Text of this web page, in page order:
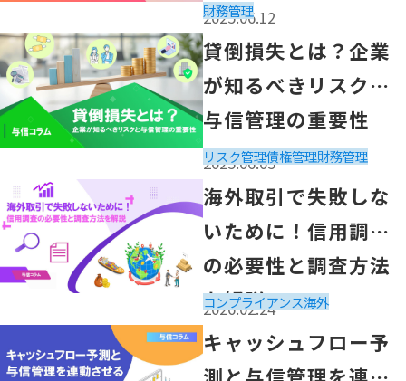
2025.06.12
財務管理
「貸倒損失とは？企業が知るべきリスクと与信管理の重
2025.06.05
貸倒損失とは？企業
が知るべきリスクと
与信管理の重要性
リスク管理債権管理財務管理
「海外取引で失敗しないために！信用調査の必要性と調
2026.02.24
海外取引で失敗しな
いために！信用調査
の必要性と調査方法
を解説
コンプライアンス海外
「キャッシュフロー予測と与信管理を連動させる最適解
キャッシュフロー予